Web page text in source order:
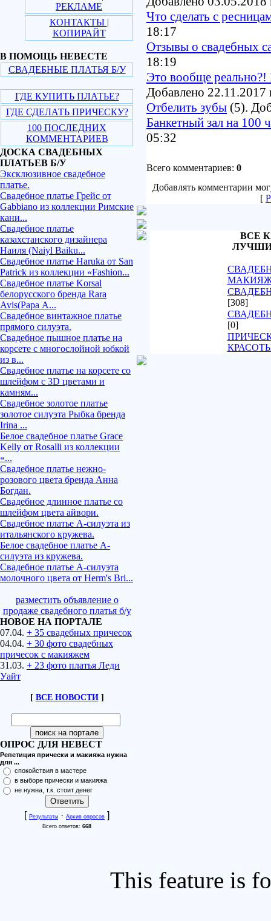
РЕКЛАМЕ
КОНТАКТЫ |
КОПИРАЙТ
В ПОМОЩЬ НЕВЕСТЕ
СВАДЕБНЫЕ ПЛАТЬЯ Б/У
ГДЕ КУПИТЬ ПЛАТЬЕ?
ГДЕ СДЕЛАТЬ ПРИЧЕСКУ?
100 ПОСЛЕДНИХ
КОММЕНТАРИЕВ
ДОСКА СВАДЕБНЫХ
ПЛАТЬЕВ Б/У
Эксклюзивное свадебное
платье.
Свадебное платье Грейс от
Gabbiano из коллекции Римские
кани...
Свадебное платье
казахстанского дизайнера
Наиля (Naiyl Baiku...
Свадебное платье Haruka от San
Patrick из коллекции «Fashion...
Свадебное платье Korsal
белорусского бренда Rara
Avis(Рара А...
Свадебное винтажное платье
прямого силуэта.
Свадебное пышное платье на
корсете с многослойной юбкой
из в...
Свадебное платье на корсете со
шлейфом с 3D цветами и
камням...
Свадебное золотое платье
золотое силуэта Рыбка бренда
Irina ...
Белое свадебное платье Grace
Kelly от Rosalli из коллекции
«...
Свадебное платье нежно-
розового цвета бренда Анна
Богдан.
Свадебное длинное платье со
шлейфом цвета айвори.
Свадебное платье А-силуэта из
итальянского кружева.
Белое свадебное платье А-
силуэта из кружева.
Свадебное платье А-силуэта
молочного цвета от Herm's Bri...
разместить объявление о
продаже свадебного платья б/у
НОВОЕ НА ПОРТАЛЕ
07.04. + 35 свадебных причесок
04.04. + 30 фото свадебных
причесок с макияжем
31.03. + 23 фото платья Леди
Уайт
[ ВСЕ НОВОСТИ]
ОПРОС ДЛЯ НЕВЕСТ
Репетиция прически и макияжа нужна
для ...
спокойствия в мастере
в выборе прически и макияжа
не нужна, т.к. стоит денег
[ Результаты · Архив опросов ]
Всего ответов: 668
Что сделать с
18:17
Отзывы о свадебных
18:19
Это вообще реально?!
Добавлено 22.11.2017
Отбелить зубы (5).
Банкетный зал на 100
05:32
Всего комментариев: 0
Добавлять комментарии
[
ВСЕ
[308]
[0]
This feature is